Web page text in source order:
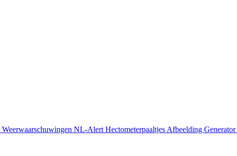
Weerwaarschuwingen NL-Alert Hectometerpaaltjes Afbeelding Generator